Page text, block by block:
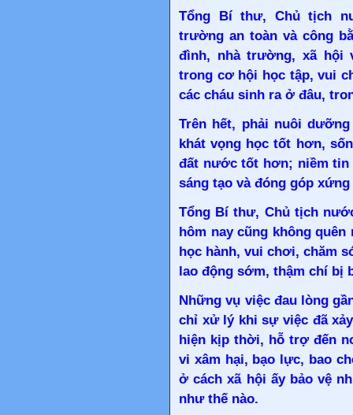
Tổng Bí thư, Chủ tịch
trường an toàn và công
đình, nhà trường, xã hội
trong cơ hội học tập, vui
các cháu sinh ra ở đâu,
Trên hết, phải nuôi
khát vọng học tốt hơn,
đất nước tốt hơn; niềm
sáng tạo và đóng góp
Tổng Bí thư, Chủ tịch
hôm nay cũng không
học hành, vui chơi, chăm
lao động sớm, thậm chí bị
Những vụ việc đau lòng
chỉ xử lý khi sự việc đã
hiện kịp thời, hỗ trợ đến
vi xâm hại, bạo lực, bao
ở cách xã hội ấy bảo vệ
như thế nào.